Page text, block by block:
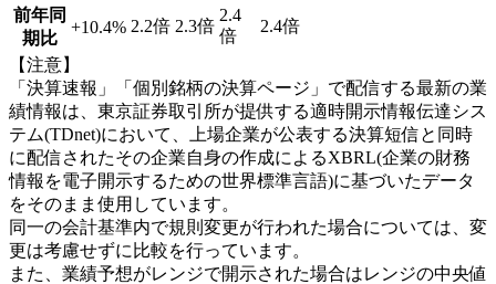
前年同
期比
+10.4% 2.2倍 2.3倍
2.4
倍
2.4倍
【注意】
「決算速報」「個別銘柄の決算ページ」で配信する最新の業
績情報は、東京証券取引所が提供する適時開示情報伝達シス
テム(TDnet)において、上場企業が公表する決算短信と同時
に配信されたその企業自身の作成によるXBRL(企業の財務
情報を電子開示するための世界標準言語)に基づいたデータ
をそのまま使用しています。
同一の会計基準内で規則変更が行われた場合については、変
更は考慮せずに比較を行っています。
また、業績予想がレンジで開示された場合はレンジの中央値